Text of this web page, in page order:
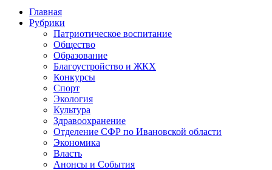
Промотать
содержимому
Главная
Рубрики
Патриотическое воспитание
Общество
Образование
Благоустройство и ЖКХ
Конкурсы
Спорт
Экология
Культура
Здравоохранение
Отделение СФР по Ивановской области
Экономика
Власть
Анонсы и События